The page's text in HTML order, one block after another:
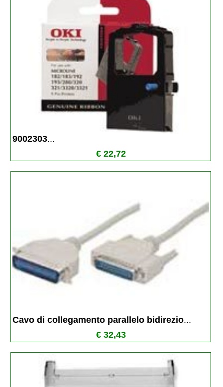
9002303...
€ 22,72
Cavo di collegamento parallelo bidirezio...
€ 32,43